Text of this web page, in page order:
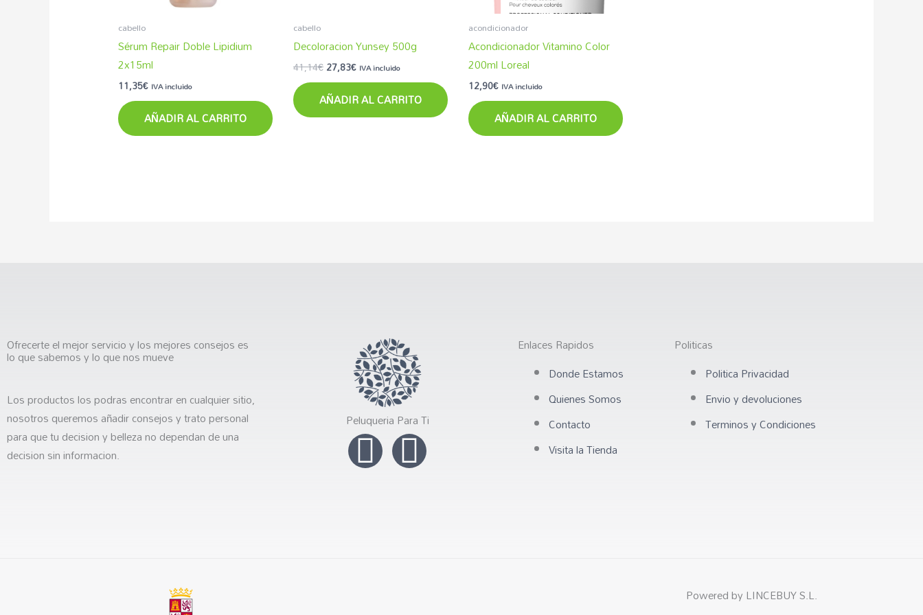
cabello
Sérum Repair Doble Lipidium
2x15ml
11,35€ IVA incluido
AÑADIR AL CARRITO
cabello
Decoloracion Yunsey 500g
41,14€27,83€ IVA incluido
AÑADIR AL CARRITO
acondicionador
Acondicionador Vitamino Color
200ml Loreal
12,90€ IVA incluido
AÑADIR AL CARRITO
Ofrecerte el mejor servicio y los mejores consejos es
lo que sabemos y lo que nos mueve
Los productos los podras encontrar en cualquier sitio,
nosotros queremos añadir consejos y trato personal
para que tu decision y belleza no dependan de una
decision sin informacion.
Peluqueria Para Ti
I
n
F
a
Enlaces Rapidos
Donde Estamos
Quienes Somos
Contacto
Visita la Tienda
Politicas
Politica Privacidad
Envio y devoluciones
Terminos y Condiciones
Powered by LINCEBUY S.L.